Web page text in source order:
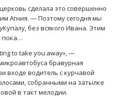
сделала это совершенно
Агния. — Поэтому сегодня мы
Купалу, без всякого Ивана. Этим
пока…
to take you away», —
бравурная
входе водитель с курчавой
собранными на затылке
в такт мелодии.